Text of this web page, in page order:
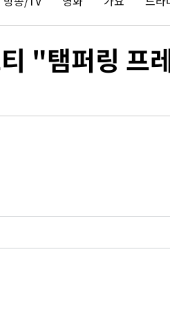
서비스 장애 발생…"원인 파악 중"
상으로 미상 발사체 발사"
구 3연전도 폭염 취소…11일 재개
' 축구협회…초유의 압수수색에 '충격·당
여름 최고치 경신…영등포 순간 '40도'
복…0.26% 오른 801.67 마감
원 내린 1423.8원 마감
, 스페이스X 로켓 달 충돌 흔적 포착
패…LAFC는 승부차기 끝 과달라하라 격
심판 성 접대 파문에 "현재는 내부 지침
"탬퍼링 프